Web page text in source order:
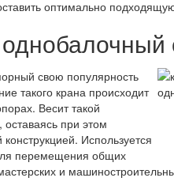
оптимально
свою популярность
такого крана происходит
Весит такой
при этом
Используется
перемещения общих
и